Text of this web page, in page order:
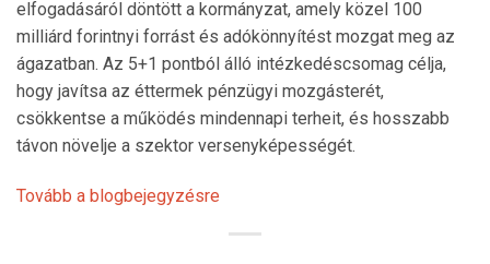
elfogadásáról döntött a kormányzat, amely közel 100
milliárd forintnyi forrást és adókönnyítést mozgat meg az
ágazatban. Az 5+1 pontból álló intézkedéscsomag célja,
hogy javítsa az éttermek pénzügyi mozgásterét,
csökkentse a működés mindennapi terheit, és hosszabb
távon növelje a szektor versenyképességét.
Tovább a blogbejegyzésre